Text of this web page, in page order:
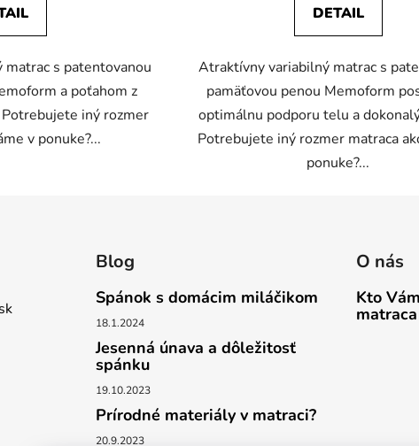
s patentovanou
a poťahom z
iný rozmer
v ponuke?...
DETAIL
Atraktívny variabilný matrac s
pamäťovou penou Memoform
optimálnu podporu telu a
Potrebujete iný rozmer matraca
ponuke?...
Blog
Spánok s domácim miláčikom
18.1.2024
Jesenná únava a dôležitosť
spánku
19.10.2023
Prírodné materiály v matraci?
20.9.2023
O nás
Kto